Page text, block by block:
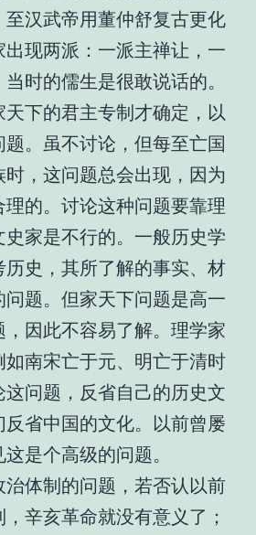
汉武帝用董仲舒复古更化
出现两派：一派主禅让，一
时的儒生是很敢说话的。
下的君主专制才确定，以
题。虽不讨论，但每至亡国
，这问题总会出现，因为
的。讨论这种问题要靠理
家是不行的。一般历史学
史，其所了解的事实、材
题。但家天下问题是高一
，因此不容易了解。理学家
南宋亡于元、明亡于清时
问题，反省自己的历史文
省中国的文化。以前曾屡
是个高级的问题。
体制的问题，若否认以前
辛亥革命就没有意义了；